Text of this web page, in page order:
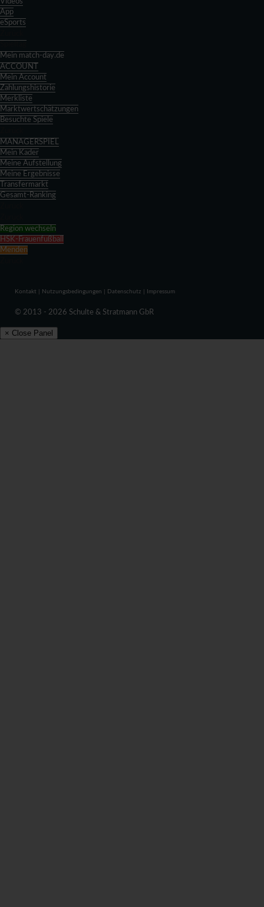
App
eSports
Mein match-day.de
ACCOUNT
Mein Account
Zahlungshistorie
Merkliste
Marktwertschätzungen
Besuchte Spiele
MANAGERSPIEL
Mein Kader
Meine Aufstellung
Meine Ergebnisse
Transfermarkt
Gesamt-Ranking
Region wechseln
HSK-Frauenfußball
Menden
Kontakt Nutzungsbedingungen Datenschutz Impressum
© 2013 - 2026 Schulte & Stratmann GbR
× Close Panel